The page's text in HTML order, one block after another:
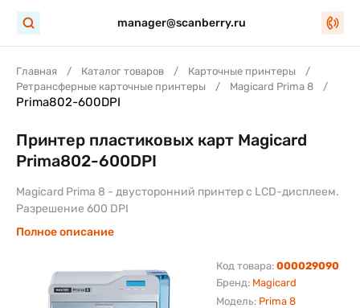
manager@scanberry.ru
Главная Каталог товаров
Карточные принтеры
Ретрансферные карточные принтеры
Magicard Prima 8
Prima802-600DPI
Бренд: Magicard
Модель: Prima 8
Код товара: 000029090
Принтер пластиковых карт Magicard
Prima802-600DPI
Magicard Prima 8 - двусторонний принтер с LCD-дисплеем.
Разрешение 600 DPI
Полное описание